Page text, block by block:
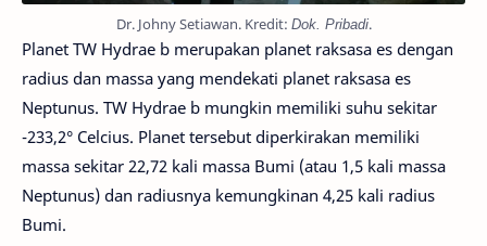
Dr. Johny Setiawan. Kredit: Dok. Pribadi.
Planet TW Hydrae b merupakan planet raksasa es dengan
radius dan massa yang mendekati planet raksasa es
Neptunus. TW Hydrae b mungkin memiliki suhu sekitar
-233,2° Celcius. Planet tersebut diperkirakan memiliki
massa sekitar 22,72 kali massa Bumi (atau 1,5 kali massa
Neptunus) dan radiusnya kemungkinan 4,25 kali radius
Bumi.